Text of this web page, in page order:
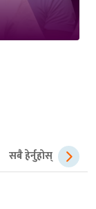
सबै हेर्नुहोस्